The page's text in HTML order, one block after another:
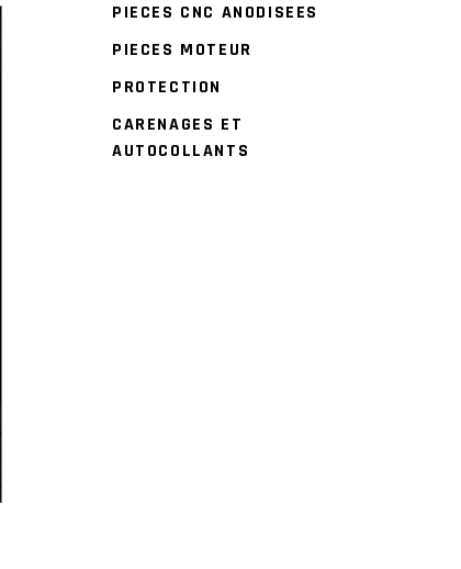
PIECES CNC ANODISEES
PIECES MOTEUR
PROTECTION
CARENAGES ET
AUTOCOLLANTS